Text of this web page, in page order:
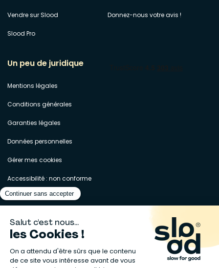
Vendre sur Slood
Slood Pro
Donnez-nous votre avis !
Un peu de juridique
Mentions légales
Conditions générales
Garanties légales
Données personnelles
Gérer mes cookies
Accessibilité : non conforme